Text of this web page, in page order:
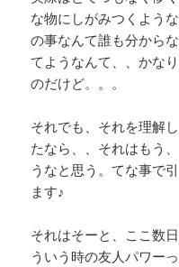
な物にしがみつくよう
の事なんて誰も分から
てようなんて、、かな
のだけど。。。
それでも、それを理解
たなら、、それはもう
うなと思う。てな事で
ます♪
それはそーと、ここ数
ういう時の友人パワー